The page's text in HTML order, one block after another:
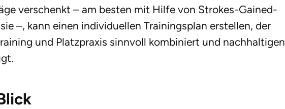
verschenkt – am besten mit Hilfe von Strokes-Gained-
–, kann einen individuellen Trainingsplan erstellen, der
und Platzpraxis sinnvoll kombiniert und nachhaltigen